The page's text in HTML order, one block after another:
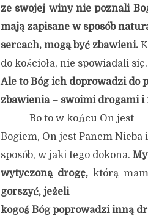
ze swojej winy nie poznali
mają zapisane w sposób
sercach, mogą być zbawieni.
do kościoła, nie spowiadali
Ale to Bóg ich doprowadzi do
zbawienia – swoimi drogami i
Bo to w końcu On jest
Bogiem, On jest Panem
sposób, w jaki tego dokona.
wytyczoną drogę,którą
gorszyć, jeżeli
kogoś Bóg poprowadzi inną